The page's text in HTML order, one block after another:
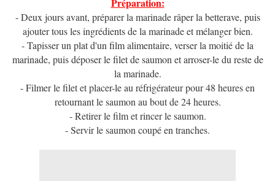
Préparation:
- Deux jours avant, préparer la marinade râper la betterave, puis
ajouter tous les ingrédients de la marinade et mélanger bien.
- Tapisser un plat d'un film alimentaire, verser la moitié de la
marinade, puis déposer le filet de saumon et arroser-le du reste de
la marinade.
- Filmer le filet et placer-le au réfrigérateur pour 48 heures en
retournant le saumon au bout de 24 heures.
- Retirer le film et rincer le saumon.
- Servir le saumon coupé en tranches.